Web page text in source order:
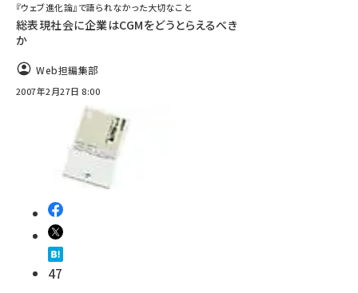
『ウェブ進化論』で語られなかった大切なこと
総表現社会に企業はCGMをどうとらえるべき
か
Web担編集部
2007年2月27日 8:00
47